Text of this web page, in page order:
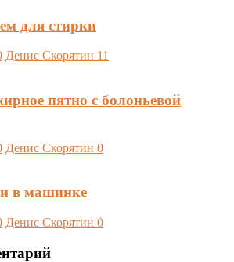
для стирки
Денис Скорятин 11
пятно с болоньевой
Денис Скорятин 0
в машинке
Денис Скорятин 0